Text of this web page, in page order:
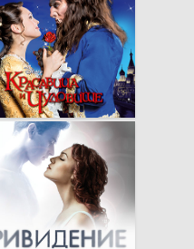
Рекламная
кампания,
доказавшая свою
эффективность.
Рекламная кампания
мюзикла
«Привидение»​.